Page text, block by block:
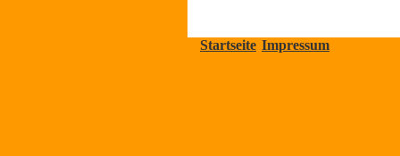
Startseite Impressum